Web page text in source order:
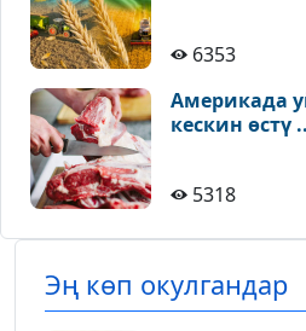
6353
Америкада
кескин өстү
5318
Эң көп окулгандар